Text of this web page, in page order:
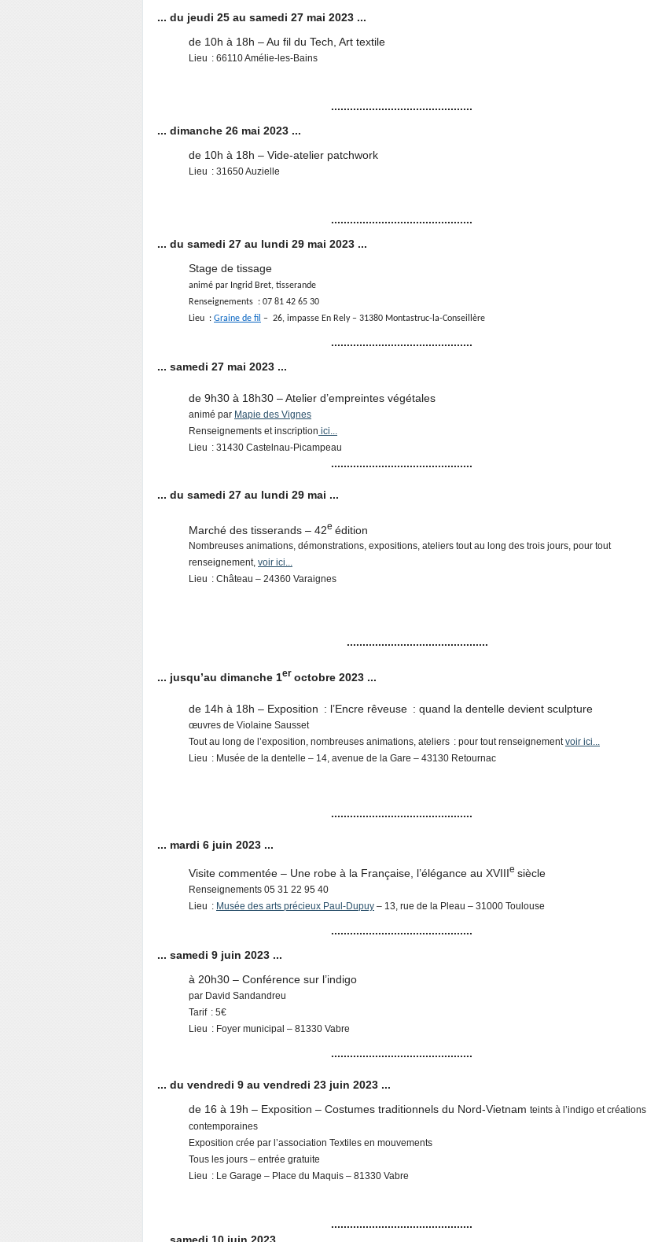
... du jeudi 25 au samedi 27 mai 2023 ...
de 10h à 18h – Au fil du Tech, Art textile
Lieu : 66110 Amélie-les-Bains
.............................................
... dimanche 26 mai 2023 ...
de 10h à 18h – Vide-atelier patchwork
Lieu : 31650 Auzielle
.............................................
... du samedi 27 au lundi 29 mai 2023 ...
Stage de tissage
animé par Ingrid Bret, tisserande
Renseignements : 07 81 42 65 30
Lieu : Graine de fil – 26, impasse En Rely – 31380 Montastruc-la-Conseillère
.............................................
... samedi 27 mai 2023 ...
de 9h30 à 18h30 – Atelier d’empreintes végétales
animé par Mapie des Vignes
Renseignements et inscription ici...
Lieu : 31430 Castelnau-Picampeau
.............................................
... du samedi 27 au lundi 29 mai ...
Marché des tisserands – 42e édition
Nombreuses animations, démonstrations, expositions, ateliers tout au long des trois jours, pour tout
renseignement, voir ici...
Lieu : Château – 24360 Varaignes
.............................................
... jusqu’au dimanche 1er octobre 2023 ...
de 14h à 18h – Exposition : l’Encre rêveuse : quand la dentelle devient sculpture
œuvres de Violaine Sausset
Tout au long de l’exposition, nombreuses animations, ateliers : pour tout renseignementvoir ici...
Lieu : Musée de la dentelle – 14, avenue de la Gare – 43130 Retournac
.............................................
... mardi 6 juin 2023 ...
Visite commentée – Une robe à la Française, l’élégance au XVIIIe siècle
Renseignements 05 31 22 95 40
Lieu : Musée des arts précieux Paul-Dupuy – 13, rue de la Pleau – 31000 Toulouse
.............................................
... samedi 9 juin 2023 ...
à 20h30 – Conférence sur l’indigo
par David Sandandreu
Tarif : 5€
Lieu : Foyer municipal – 81330 Vabre
.............................................
... du vendredi 9 au vendredi 23 juin 2023 ...
de 16 à 19h – Exposition – Costumes traditionnels du Nord-Vietnam teints à l’indigo et créations
contemporaines
Exposition crée par l’association Textiles en mouvements
Tous les jours – entrée gratuite
Lieu : Le Garage – Place du Maquis – 81330 Vabre
.............................................
... samedi 10 juin 2023 ...